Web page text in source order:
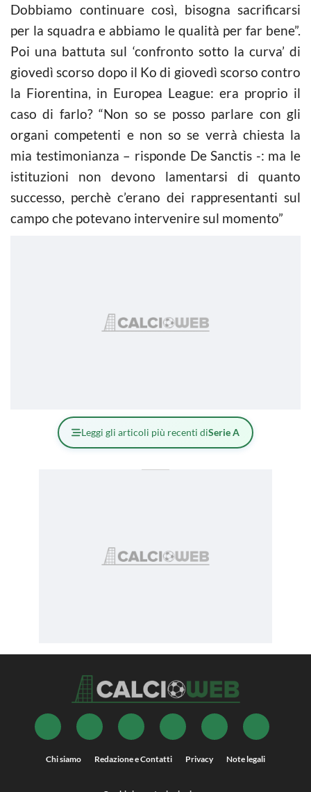
Dobbiamo continuare così, bisogna sacrificarsi
per la squadra e abbiamo le qualità per far bene”.
Poi una battuta sul ‘confronto sotto la curva’ di
giovedì scorso dopo il Ko di giovedì scorso contro
la Fiorentina, in Europea League: era proprio il
caso di farlo? “Non so se posso parlare con gli
organi competenti e non so se verrà chiesta la
mia testimonianza – risponde De Sanctis -: ma le
istituzioni non devono lamentarsi di quanto
successo, perchè c’erano dei rappresentanti sul
campo che potevano intervenire sul momento”
Leggi gli articoli più recenti diSerie A
Chi siamo Redazione e Contatti Privacy Note legali